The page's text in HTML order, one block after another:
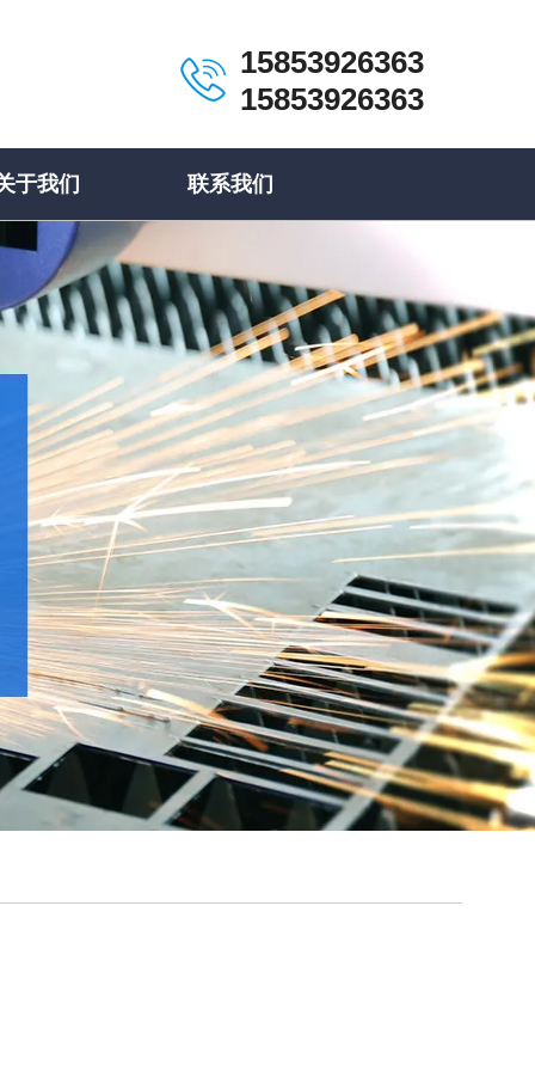
15853926363
15853926363
于我们 联系我们